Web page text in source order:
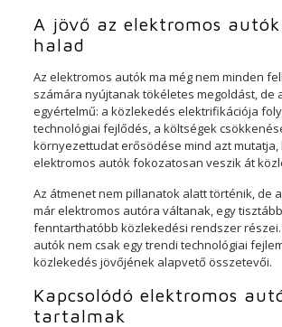
A jövő az elektromos
halad
Az elektromos autók ma még nem minden
számára nyújtanak tökéletes megoldást, de
egyértelmű: a közlekedés elektrifikációja
technológiai fejlődés, a költségek
környezettudat erősödése mind azt mutatja,
elektromos autók fokozatosan veszik át
Az átmenet nem pillanatok alatt történik, de
már elektromos autóra váltanak, egy
fenntarthatóbb közlekedési rendszer
autók nem csak egy trendi technológiai
közlekedés jövőjének alapvető összetevői.
Kapcsolódó elektromos
tartalmak